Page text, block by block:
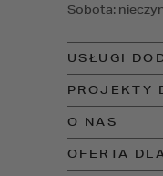
USŁUGI
PROJEKTY
O NAS
OFERTA
Sobota: